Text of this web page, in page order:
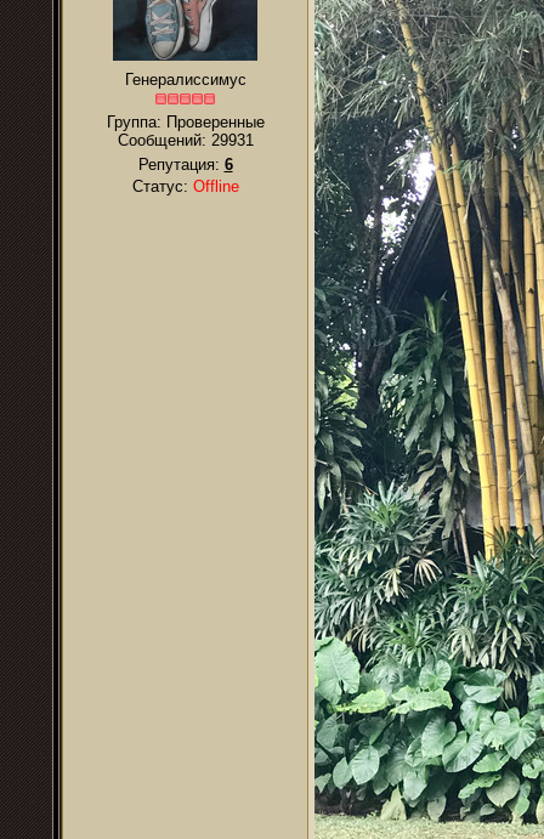
Генералиссимус
Группа: Проверенные
Сообщений: 29931
Репутация: 6
Статус: Offline